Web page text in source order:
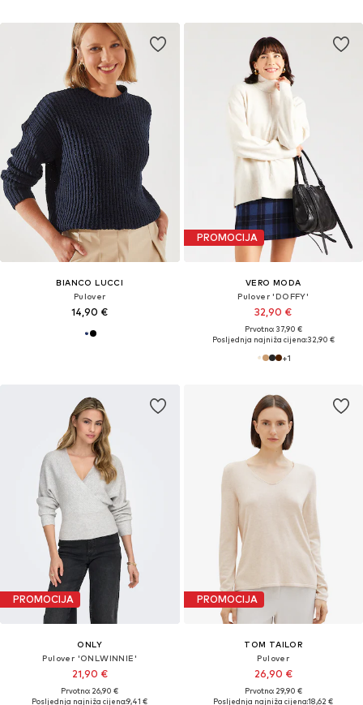
BIANCO LUCCI
Pulover
14,90 €
PROMOCIJA
VERO MODA
Pulover 'DOFFY'
32,90 €
Prvotno: 37,90 €
Posljednja najniža cijena:32,90 €
+1
PROMOCIJA
ONLY
Pulover 'ONLWINNIE'
21,90 €
Prvotno: 26,90 €
Posljednja najniža cijena:9,41 €
PROMOCIJA
TOM TAILOR
Pulover
26,90 €
Prvotno: 29,90 €
Posljednja najniža cijena:18,62 €